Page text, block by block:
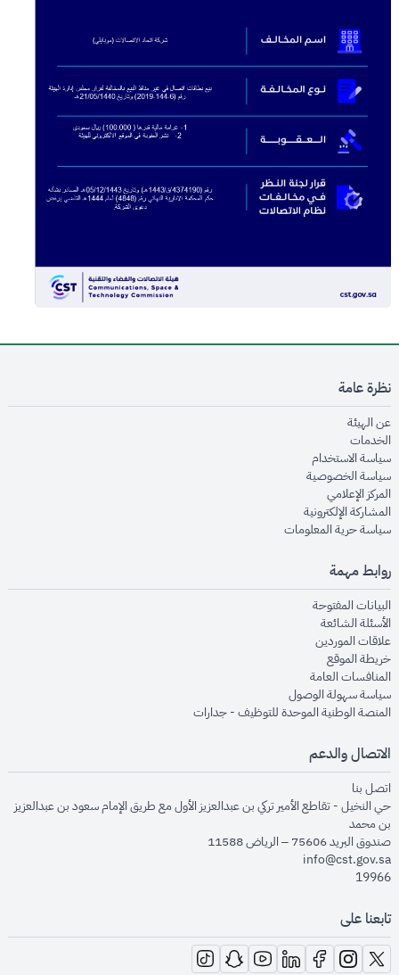
نظرة عامة
عن الهيئةopens in new window
الخدماتopens in new window
سياسة الاستخدام
سياسة الخصوصيةopens in new window
المركز الإعلاميopens in new window
المشاركة الإلكترونيةopens in new window
سياسة حرية المعلوماتopens in new window
روابط مهمة
البيانات المفتوحةopens in new window
الأسئلة الشائعةopens in new window
علاقات الموردينopens in new window
خريطة الموقعopens in new window
المنافسات العامةopens in new window
سياسة سهولة الوصولopens in new window
المنصة الوطنية الموحدة للتوظيف - جداراتopens in new window
الاتصال والدعم
اتصل بنا
حي النخيل - تقاطع الأمير تركي بن عبدالعزيز الأول مع طريق الإمام سعود بن عبدالعزيز
بن محمد
صندوق البريد 75606 – الرياض 11588
info@cst.gov.sa
19966
تابعنا على
opens in new window
opens in new window
opens in new window
opens in new window
opens in new window
opens in new window
opens in new window